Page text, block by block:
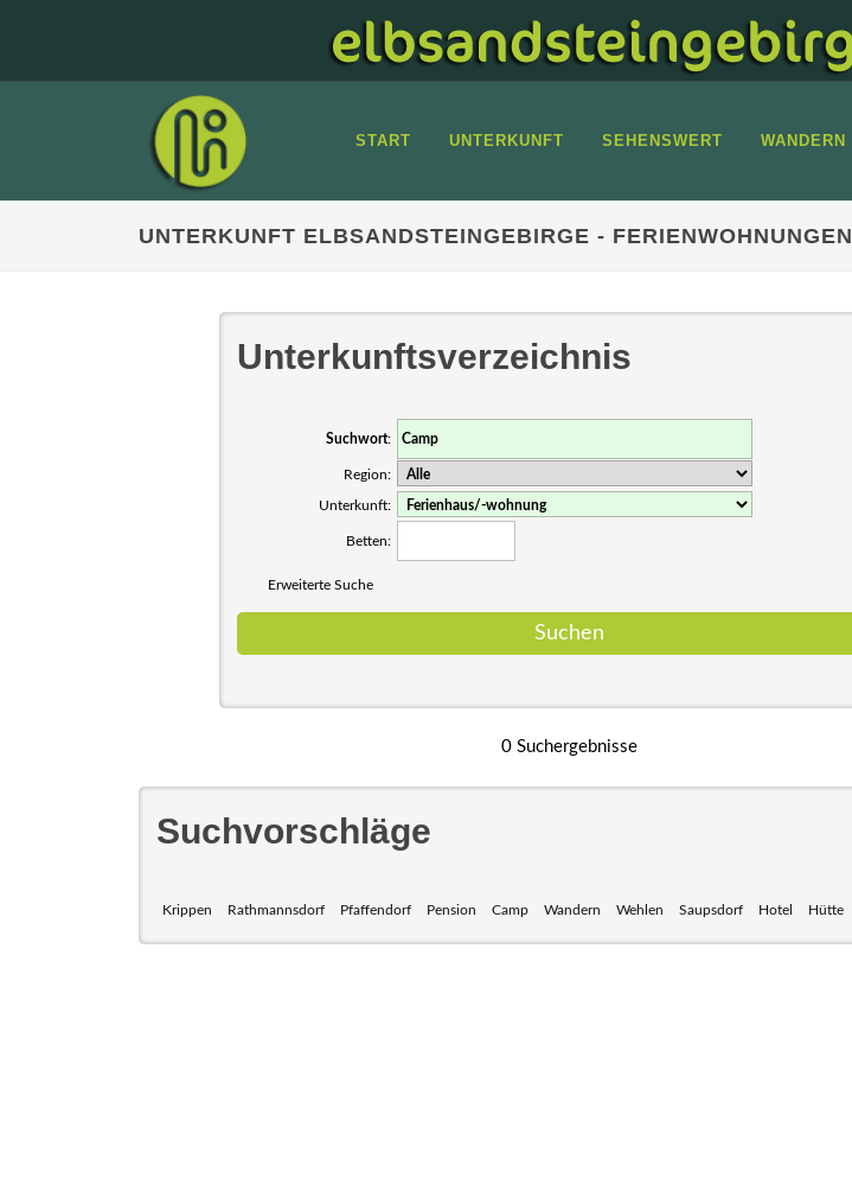
START UNTERKUNFT SEHENSWERT WANDERN
UNTERKUNFT ELBSANDSTEINGEBIRGE - FERIENWOHNUNGEN
Unterkunftsverzeichnis
Suchwort:
Region:
Unterkunft:
Betten:
Erweiterte Suche
0 Suchergebnisse
Suchvorschläge
Krippen Rathmannsdorf Pfaffendorf Pension Camp Wandern Wehlen Saupsdorf Hotel Hütte